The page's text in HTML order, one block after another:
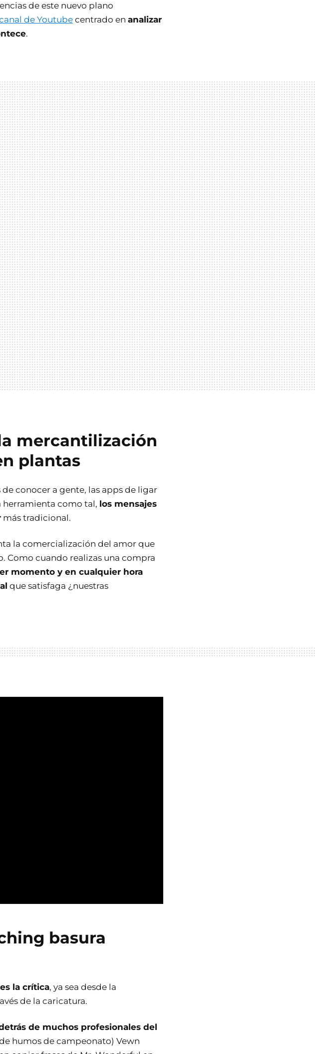
de este nuevo plano
de Youtube centrado en analizar
.
mercantilización
plantas
conocer a gente, las apps de ligar
herramienta como tal, los mensajes
más tradicional.
la comercialización del amor que
Como cuando realizas una compra
momento y en cualquier hora
que satisfaga ¿nuestras
basura
la crítica, ya sea desde la
de la caricatura.
de muchos profesionales del
humos de campeonato) Vewn